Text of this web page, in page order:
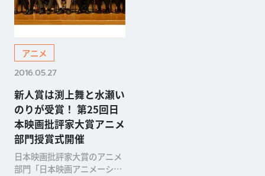
アニメ
2016.05.27
新人賞は渕上舞と水瀬い
のりが受賞！ 第25回日
本映画批評家大賞アニメ
部門授賞式開催
日本映画批評家大賞のアニメ
部門「日本映画アニメーショ